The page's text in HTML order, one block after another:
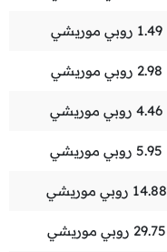
1.49 روبي موريشي
2.98 روبي موريشي
4.46 روبي موريشي
5.95 روبي موريشي
14.88 روبي موريشي
29.75 روبي موريشي